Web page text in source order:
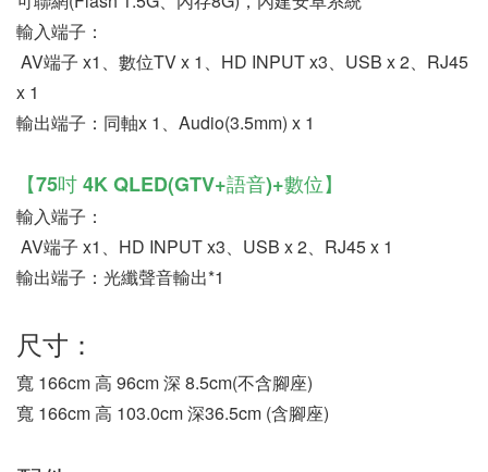
輸入端子：
AV端子 x1、數位TV x 1、HD INPUT x3、USB x 2、RJ45
x 1
輸出端子：同軸x 1、Audio(3.5mm) x 1
【75吋 4K QLED(GTV+語音)+數位】
輸入端子：
AV端子 x1、HD INPUT x3、USB x 2、RJ45 x 1
輸出端子：光纖聲音輸出*1
尺寸：
寬 166cm 高 96cm 深 8.5cm(不含腳座)
寬 166cm 高 103.0cm 深36.5cm (含腳座)